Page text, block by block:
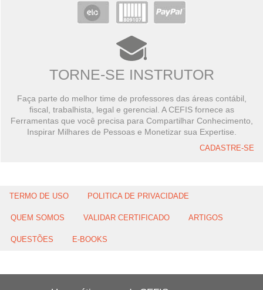
TORNE-SE INSTRUTOR
Faça parte do melhor time de professores das áreas contábil,
fiscal, trabalhista, legal e gerencial. A CEFIS fornece as
Ferramentas que você precisa para Compartilhar Conhecimento,
Inspirar Milhares de Pessoas e Monetizar sua Expertise.
CADASTRE-SE
TERMO DE USO POLITICA DE PRIVACIDADE
QUEM SOMOS VALIDAR CERTIFICADO ARTIGOS
QUESTÕES E-BOOKS